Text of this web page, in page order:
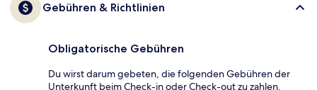
Gebühren & Richtlinien
Obligatorische Gebühren
Du wirst darum gebeten, die folgenden Gebühren der
Unterkunft beim Check-in oder Check-out zu zahlen.